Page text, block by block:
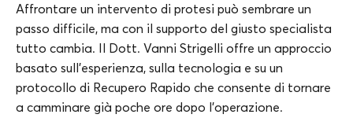
Affrontare un intervento di protesi può sembrare un
passo difficile, ma con il supporto del giusto specialista
tutto cambia. Il Dott. Vanni Strigelli offre un approccio
basato sull’esperienza, sulla tecnologia e su un
protocollo di Recupero Rapido che consente di tornare
a camminare già poche ore dopo l’operazione.